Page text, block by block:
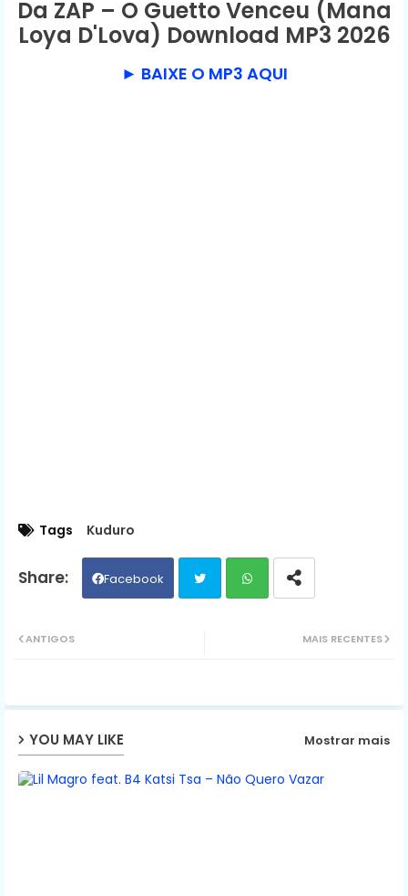
Da ZAP – O Guetto Venceu (Mana
Loya D'Lova) Download MP3 2026
► BAIXE O MP3 AQUI
Tags Kuduro
Facebook
ap
MAIS RECENTES
ANTIGOS
YOU MAY LIKE Mostrar mais